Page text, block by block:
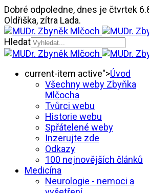
Dobré odpoledne, dnes je čtvrtek
Oldřiška, zítra Lada.
Hledat
current-item active">Úvod
Všechny weby Zbyňka
Mlčocha
Tvůrci webu
Historie webu
Spřátelené weby
Inzerujte zde
Odkazy
100 nejnovějších článků
Medicína
Neurologie - nemoci a